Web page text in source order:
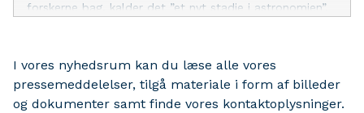
forskerne bag, kalder det ”et nyt stadie i astronomien”.
I vores nyhedsrum kan du læse alle vores
pressemeddelelser, tilgå materiale i form af billeder
og dokumenter samt finde vores kontaktoplysninger.